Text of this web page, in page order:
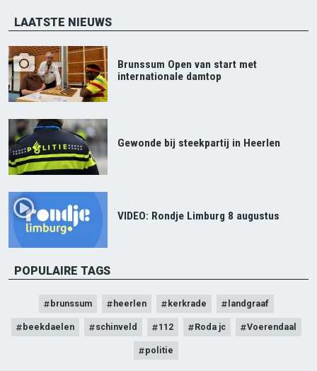
LAATSTE NIEUWS
Brunssum Open van start met
internationale damtop
Gewonde bij steekpartij in Heerlen
VIDEO: Rondje Limburg 8 augustus
POPULAIRE TAGS
brunssum heerlen kerkrade landgraaf
beekdaelen schinveld 112 Roda jc Voerendaal
politie